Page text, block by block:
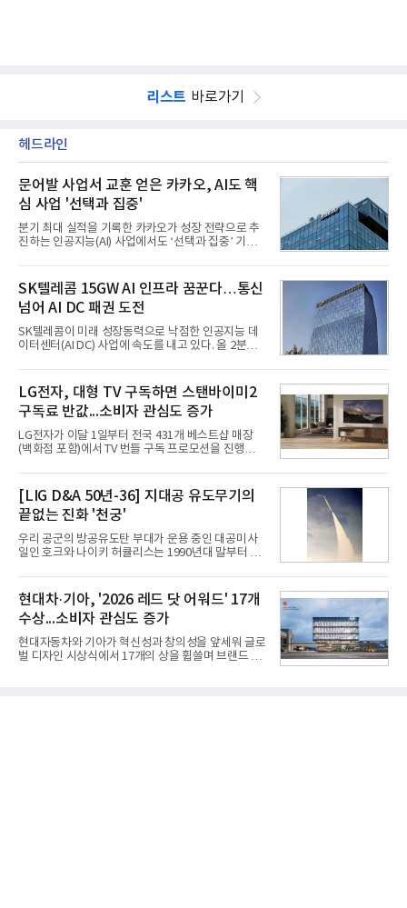
리스트 바로가기
헤드라인
문어발 사업서 교훈 얻은 카카오, AI도 핵
심 사업 '선택과 집중'
분기 최대 실적을 기록한 카카오가 성장 전략으로 추
진하는 인공지능(AI) 사업에서도 ‘선택과 집중’ 기조
라 투자에 나서는 것과 달리, 카카오는 ‘카카오톡’이
라는 플랫폼 경쟁력을 활용한 AI 에이전트 서비스에
집중하는 전략이다. 과거 무리한 사업 확장 과정에서
겪었던 시행착오를 되풀이하지 않고 핵심 역량에 집
중하겠다는 취지로 풀이된다.7일 업계에 따르면 카카
오는 올해 2분기 연결 기준 매출 2조985억원, 영업이
익 2770억원을 기록했다. 전년 동기 대비 매출과 영업
은 4884억
SK텔레콤 15GW AI 인프라 꿈꾼다…통신
넘어 AI DC 패권 도전
SK텔레콤이 미래 성장동력으로 낙점한 인공지능 데
이터센터(AI DC) 사업에 속도를 내고 있다. 올 2분기
는 2035년까지 총 15GW(기가와트) 규모의 AI DC를
구축하겠다는 대형 청사진을 제시하면서다. 이에 따
라 경쟁 구도 역시 이동통신사인 KT, LG유플러스를
넘어 네이버, 삼성SDS 등 IT 인프라 기업으로 확장되
고 있다.7일 SK텔레콤에 따르면 회사는 올해 2분기
연결 기준 매출 4조 3591억원, 영업이익 5660억원을
기록했다. 매출은 전년 동기 대비 0.5%, 영업이익은
따른 기저효과가 실
LG전자, 대형 TV 구독하면 스탠바이미2
구독료 반값...소비자 관심도 증가
LG전자가 이달 1일부터 전국 431개 베스트샵 매장
(백화점 포함)에서 TV 번들 구독 프로모션을 진행하고
인해주는 프로모션이다.대상 제품은 65·77·83형 올
레드, 75·86·100형 마이크로 RGB, 75·86형 미니
RGB 등 거실용 TV로 인기가 높은 베스트셀러 TV 20
개 모델이며, 동시 구독 계약 시 스탠바이미2(모델명
27LX6TPGA) 구독료를 50% 할인 받을 수 있다. 프로
모션 대상 모델과 혜택, 구독료 등 프로모션 세부 사항
은 베스트샵 판매 매니저에게 문의하면 자세히 안내
등으로 이전
[LIG D&A 50년-36] 지대공 유도무기의
끝없는 진화 '천궁'
우리 공군의 방공유도탄 부대가 운용 중인 대공미사
일인 호크와 나이키 허큘리스는 1990년대 말부터 성
기존 미사일체계를 대체할 중고도 및 중거리 대공미
사일을 개발하기로 결정했다.처음 KM-SAM 사업으로
불린 이 사업의 명칭은 호크(Iron Hawk, 철매)를 대체
한다는 의미에서 ‘철매Ⅱ’ 로 정해졌다. 철매Ⅱ 개발
사업은 미사일체계 완성 후인 2011년 ‘천궁(天弓)’으
로 다시 장비명이 바뀌었다. 17개 업체와 관련 기관이
참여한 가운데 LIG 넥스원은 탐색 개발에서 체계개발
현대차·기아, '2026 레드 닷 어워드' 17개
수상...소비자 관심도 증가
현대자동차와 기아가 혁신성과 창의성을 앞세워 글로
벌 디자인 시상식에서 17개의 상을 휩쓸며 브랜드 경